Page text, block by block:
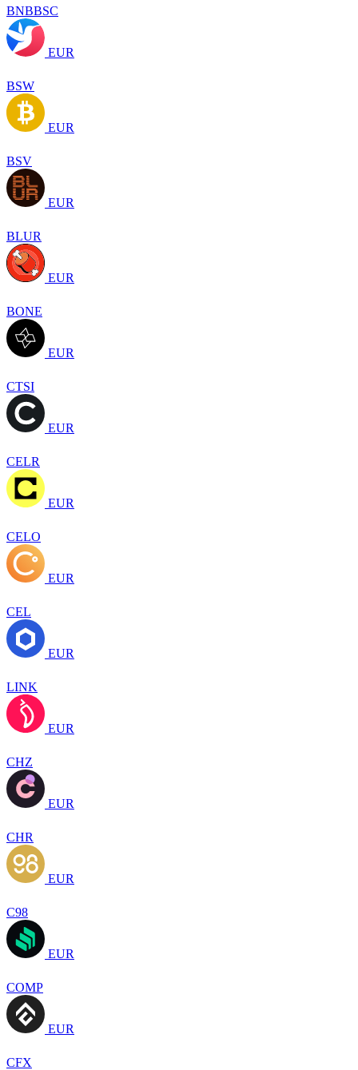
BNBBSC
EUR
BSW
EUR
BSV
EUR
BLUR
EUR
BONE
EUR
CTSI
EUR
CELR
EUR
CELO
EUR
CEL
EUR
LINK
EUR
CHZ
EUR
CHR
EUR
C98
EUR
COMP
EUR
CFX